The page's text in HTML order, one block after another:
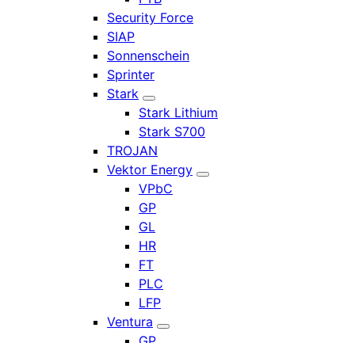
Security Force
SIAP
Sonnenschein
Sprinter
Stark
Stark Lithium
Stark S700
TROJAN
Vektor Energy
VPbC
GP
GL
HR
FT
PLC
LFP
Ventura